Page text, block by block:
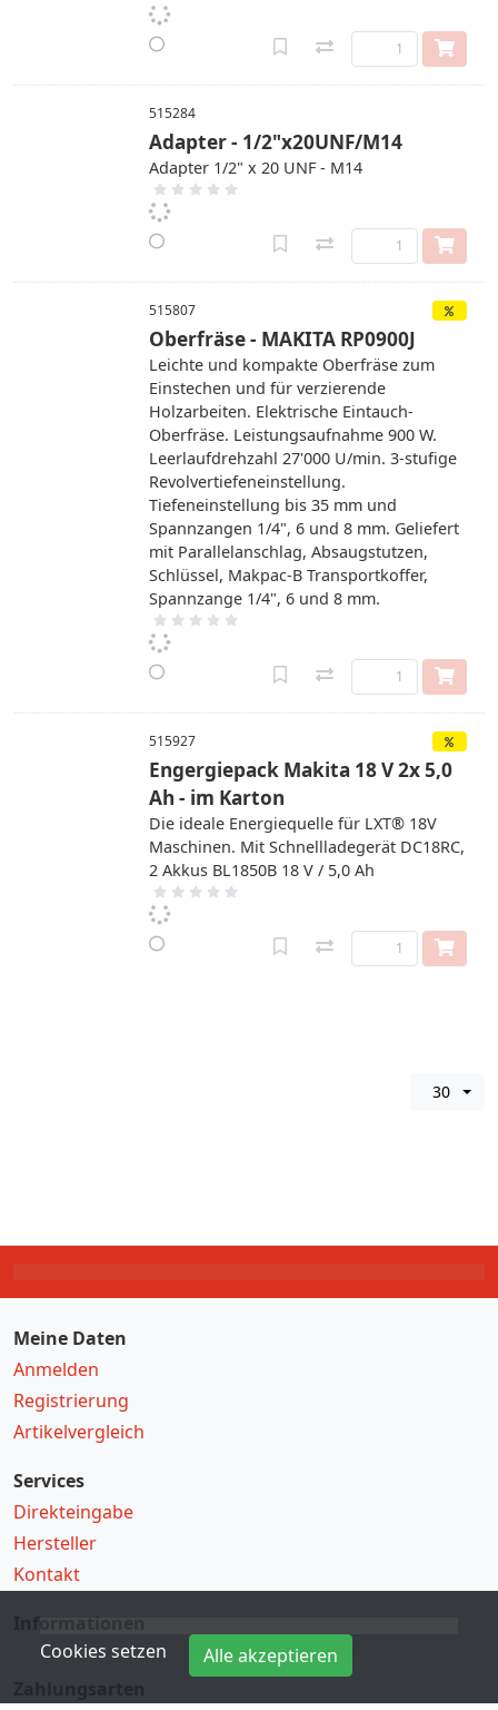
515284
Adapter - 1/2"x20UNF/M14
Adapter 1/2" x 20 UNF - M14
515807
Oberfräse - MAKITA RP0900J
Leichte und kompakte Oberfräse zum
Einstechen und für verzierende
Holzarbeiten. Elektrische Eintauch-
Oberfräse. Leistungsaufnahme 900 W.
Leerlaufdrehzahl 27'000 U/min. 3-stufige
Revolvertiefeneinstellung.
Tiefeneinstellung bis 35 mm und
Spannzangen 1/4", 6 und 8 mm. Geliefert
mit Parallelanschlag, Absaugstutzen,
Schlüssel, Makpac-B Transportkoffer,
Spannzange 1/4", 6 und 8 mm.
515927
Engergiepack Makita 18 V 2x 5,0
Ah - im Karton
Die ideale Energiequelle für LXT® 18V
Maschinen. Mit Schnellladegerät DC18RC,
2 Akkus BL1850B 18 V / 5,0 Ah
30
Meine Daten
Anmelden
Registrierung
Artikelvergleich
Services
Direkteingabe
Hersteller
Kontakt
Informationen
Cookies setzen Alle akzeptieren